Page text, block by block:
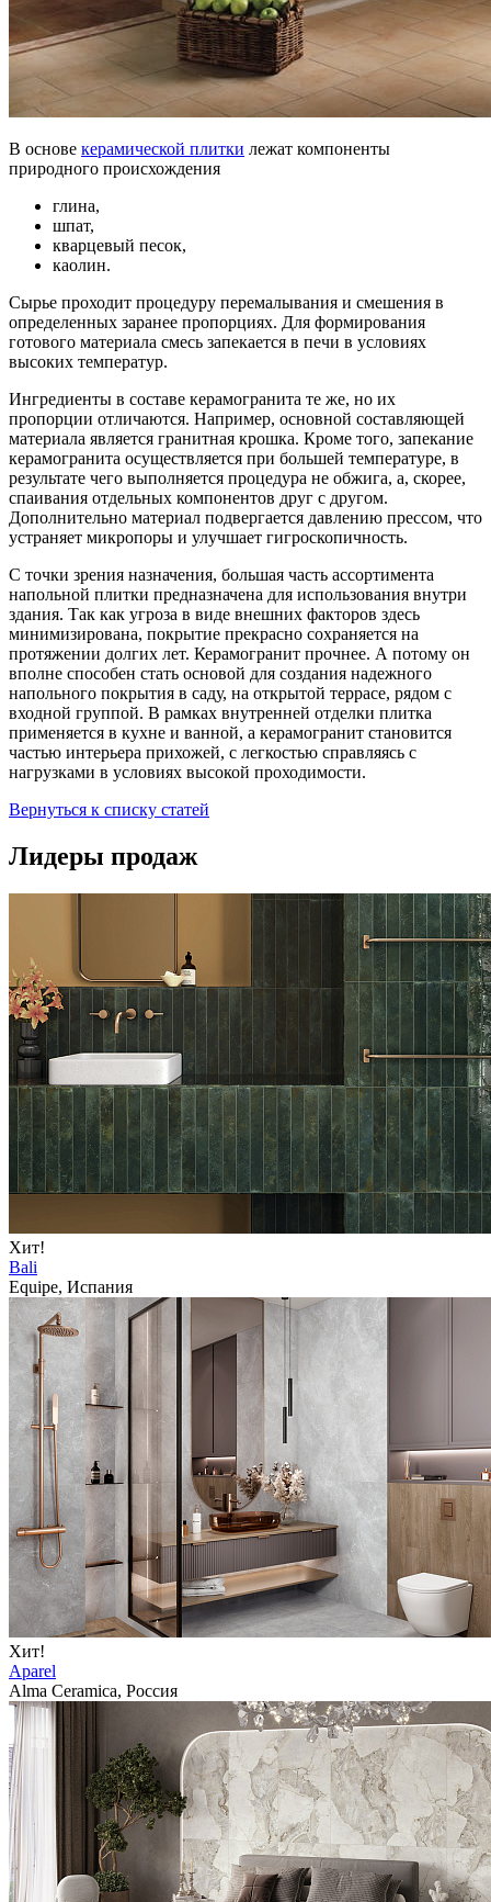
В основе керамической плитки лежат компоненты
природного происхождения
глина,
шпат,
кварцевый песок,
каолин.
Сырье проходит процедуру перемалывания и смешения в
определенных заранее пропорциях. Для формирования
готового материала смесь запекается в печи в условиях
высоких температур.
Ингредиенты в составе керамогранита те же, но их
пропорции отличаются. Например, основной составляющей
материала является гранитная крошка. Кроме того, запекание
керамогранита осуществляется при большей температуре, в
результате чего выполняется процедура не обжига, а, скорее,
спаивания отдельных компонентов друг с другом.
Дополнительно материал подвергается давлению прессом, что
устраняет микропоры и улучшает гигроскопичность.
С точки зрения назначения, большая часть ассортимента
напольной плитки предназначена для использования внутри
здания. Так как угроза в виде внешних факторов здесь
минимизирована, покрытие прекрасно сохраняется на
протяжении долгих лет. Керамогранит прочнее. А потому он
вполне способен стать основой для создания надежного
напольного покрытия в саду, на открытой террасе, рядом с
входной группой. В рамках внутренней отделки плитка
применяется в кухне и ванной, а керамогранит становится
частью интерьера прихожей, с легкостью справляясь с
нагрузками в условиях высокой проходимости.
Вернуться к списку статей
Лидеры продаж
Хит!
Bali
Equipe, Испания
Хит!
Aparel
Alma Ceramica, Россия